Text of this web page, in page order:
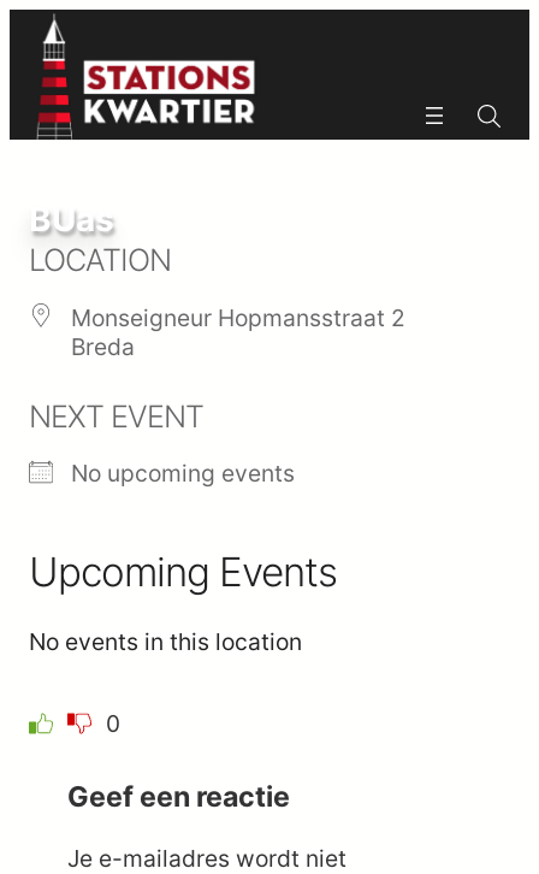
naar
inhoud
BUas
LOCATION
Monseigneur Hopmansstraat 2
Breda
NEXT EVENT
No upcoming events
Upcoming Events
No events in this location
0
Geef een reactie
Je e-mailadres wordt niet